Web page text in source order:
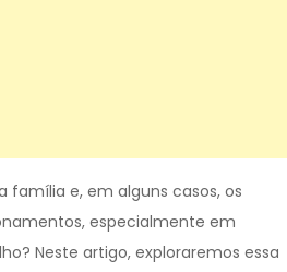
e, em alguns casos, os
especialmente em
Neste artigo, exploraremos essa